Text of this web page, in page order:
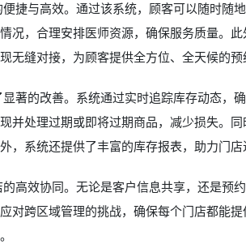
捷与高效。通过该系统，顾客可以随时随
况，合理安排医师资源，确保服务质量。
缝对接，为顾客提供全方位、全天候的预
著的改善。系统通过实时追踪库存动态，
并处理过期或即将过期商品，减少损失。
系统还提供了丰富的库存报表，助力门店
高效协同。无论是客户信息共享，还是预
跨区域管理的挑战，确保每个门店都能提